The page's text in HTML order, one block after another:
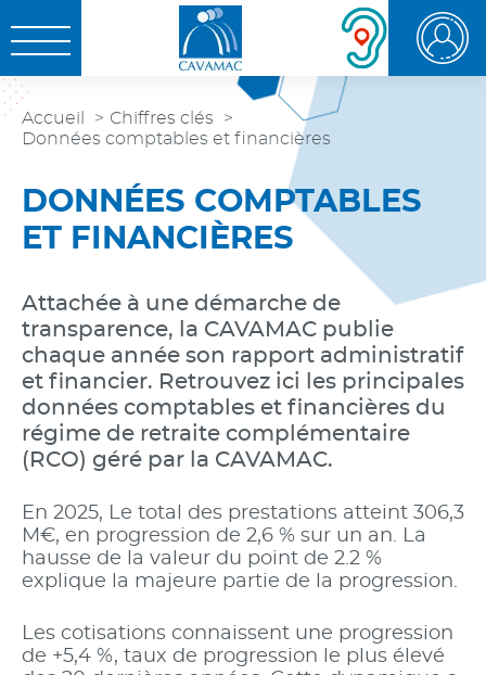
contenu
Aller au
menu
Aller à la
recherche
OUVRIR LE MENU
Accueil
Chiffres clés
Données comptables et financières
DONNÉES COMPTABLES
ET FINANCIÈRES
Attachée à une démarche de
transparence, la CAVAMAC publie
chaque année son rapport administratif
et financier. Retrouvez ici les principales
données comptables et financières du
régime de retraite complémentaire
(RCO) géré par la CAVAMAC.
En 2025, Le total des prestations atteint 306,3
M€, en progression de 2,6 % sur un an. La
hausse de la valeur du point de 2.2 %
explique la majeure partie de la progression.
Les cotisations connaissent une progression
de +5,4 %, taux de progression le plus élevé